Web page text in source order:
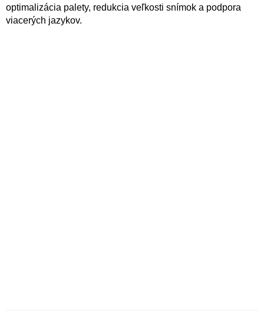
optimalizácia palety, redukcia veľkosti snímok a podpora
viacerých jazykov.